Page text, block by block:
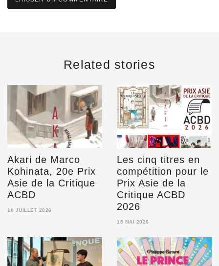
Related stories
Akari de Marco
Kohinata, 20e Prix
Asie de la Critique
ACBD
10 JUILLET 2026
Les cinq titres en
compétition pour le
Prix Asie de la
Critique ACBD
2026
18 MAI 2026
MAI
2026